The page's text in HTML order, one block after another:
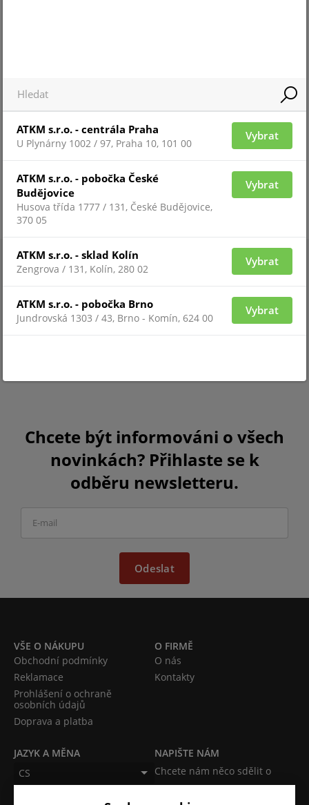
ZAŘAZENÍ ZBOŽÍ
vnitřní infrapasivní detektory
Chcete být informováni o všech
novinkách? Přihlaste se k
odběru newsletteru.
Odeslat
VŠE O NÁKUPU
Obchodní podmínky
Reklamace
Prohlášení o ochraně
osobních údajů
Doprava a platba
O FIRMĚ
O nás
Kontakty
JAZYK A MĚNA
CS
NAPIŠTE NÁM
Chcete nám něco sdělit o
našich produktech nebo e-
ATKM s.r.o. - centrála Praha
U Plynárny 1002 / 97, Praha 10, 101 00
Vybrat
ATKM s.r.o. - pobočka České
Budějovice
Husova třída 1777 / 131, České Budějovice,
370 05
Vybrat
ATKM s.r.o. - sklad Kolín
Zengrova / 131, Kolín, 280 02
Vybrat
ATKM s.r.o. - pobočka Brno
Jundrovská 1303 / 43, Brno - Komín, 624 00
Vybrat